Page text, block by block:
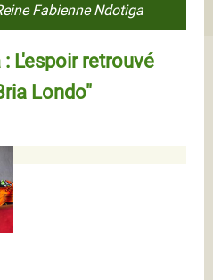
Fabienne Ndotiga
L'espoir retrouvé
Londo"